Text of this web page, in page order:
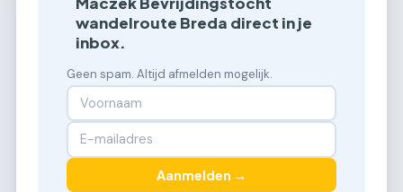
wandelroute Breda direct in je
inbox.
Geen spam. Altijd afmelden mogelijk.
Aanmelden →